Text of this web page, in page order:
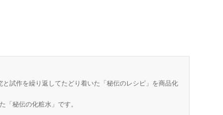
試作を繰り返してたどり着いた「秘伝のレシピ」を商品化
「秘伝の化粧水」です。